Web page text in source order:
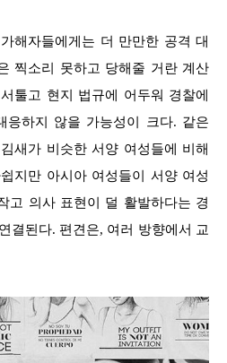
해자들에게는 더 만만한 공격 대
찍소리 못하고 당해줄 거란 계산
툴고 현지 법규에 어두워 경찰에
응하지 않을 가능성이 크다. 같은
새가 비슷한 서양 여성들에 비해
지만 아시아 여성들이 서양 여성
고 의사 표현이 덜 활발하다는 경
결된다. 편견은, 여러 방향에서 교